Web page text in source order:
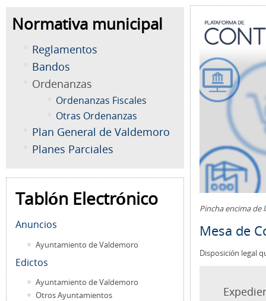
Normativa municipal
Reglamentos
Bandos
Ordenanzas
Ordenanzas Fiscales
Otras Ordenanzas
Plan General de Valdemoro
Planes Parciales
Tablón Electrónico
Anuncios
Ayuntamiento de Valdemoro
Edictos
Ayuntamiento de Valdemoro
Otros Ayuntamientos
Pincha encima de
Mesa de
Disposición legal